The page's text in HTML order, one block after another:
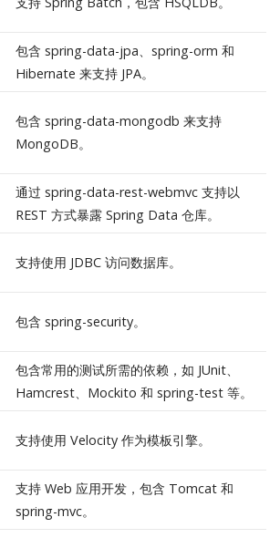
包含 spring-data-jpa、spring-orm 和
Hibernate 来支持 JPA。
包含 spring-data-mongodb 来支持
MongoDB。
通过 spring-data-rest-webmvc 支持以
REST 方式暴露 Spring Data 仓库。
支持使用 JDBC 访问数据库。
包含 spring-security。
包含常用的测试所需的依赖，如 JUnit、
Hamcrest、Mockito 和 spring-test 等。
支持使用 Velocity 作为模板引擎。
支持 Web 应用开发，包含 Tomcat 和
spring-mvc。